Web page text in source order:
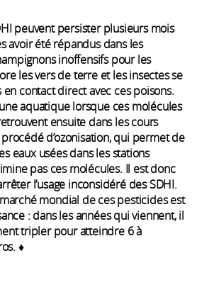
peuvent persister plusieurs mois
avoir été répandus dans les
inoffensifs pour les
les vers de terre et les insectes se
contact direct avec ces poisons.
aquatique lorsque ces molécules
ensuite dans les cours
procédé d’ozonisation, qui permet de
eaux usées dans les stations
pas ces molécules. Il est donc
l’usage inconsidéré des SDHI.
mondial de ces pesticides est
: dans les années qui viennent, il
tripler pour atteindre 6 à
♦